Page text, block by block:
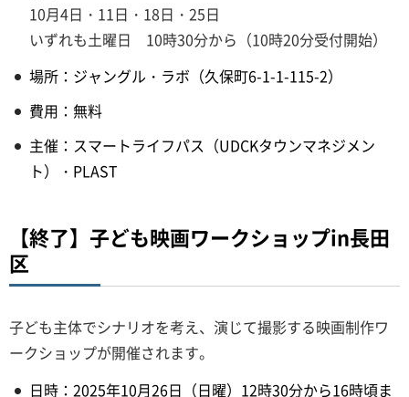
10月4日・11日・18日・25日
いずれも土曜日 10時30分から（10時20分受付開始）
場所：ジャングル・ラボ（久保町6-1-1-115-2）
費用：無料
主催：スマートライフパス（UDCKタウンマネジメン
ト）・PLAST
【終了】子ども映画ワークショップin長田
区
子ども主体でシナリオを考え、演じて撮影する映画制作ワ
ークショップが開催されます。
日時：2025年10月26日（日曜）12時30分から16時頃ま